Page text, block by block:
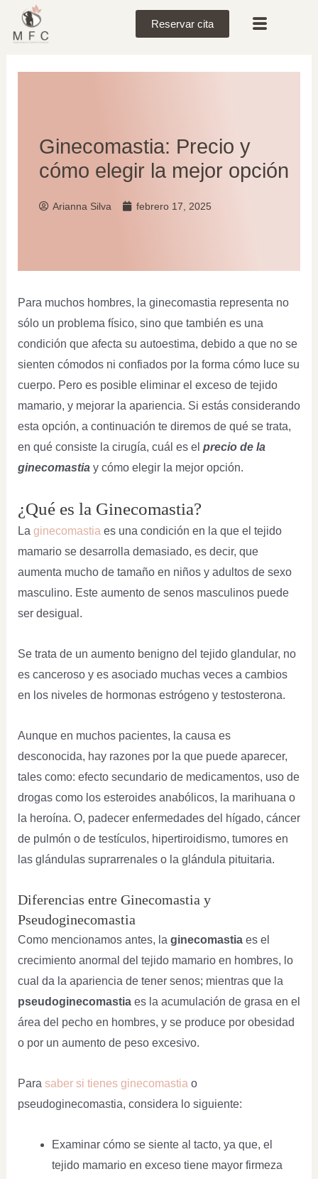
Reservar cita
Ginecomastia: Precio y
cómo elegir la mejor opción
Arianna Silva febrero 17, 2025
Para muchos hombres, la ginecomastia representa no
sólo un problema físico, sino que también es una
condición que afecta su autoestima, debido a que no se
sienten cómodos ni confiados por la forma cómo luce su
cuerpo. Pero es posible eliminar el exceso de tejido
mamario, y mejorar la apariencia. Si estás considerando
esta opción, a continuación te diremos de qué se trata,
en qué consiste la cirugía, cuál es el precio de la
ginecomastia y cómo elegir la mejor opción.
¿Qué es la Ginecomastia?
La ginecomastia es una condición en la que el tejido
mamario se desarrolla demasiado, es decir, que
aumenta mucho de tamaño en niños y adultos de sexo
masculino. Este aumento de senos masculinos puede
ser desigual.
Se trata de un aumento benigno del tejido glandular, no
es canceroso y es asociado muchas veces a cambios
en los niveles de hormonas estrógeno y testosterona.
Aunque en muchos pacientes, la causa es
desconocida, hay razones por la que puede aparecer,
tales como: efecto secundario de medicamentos, uso de
drogas como los esteroides anabólicos, la marihuana o
la heroína. O, padecer enfermedades del hígado, cáncer
de pulmón o de testículos, hipertiroidismo, tumores en
las glándulas suprarrenales o la glándula pituitaria.
Diferencias entre Ginecomastia y
Pseudoginecomastia
Como mencionamos antes, la ginecomastia es el
crecimiento anormal del tejido mamario en hombres, lo
cual da la apariencia de tener senos; mientras que la
pseudoginecomastiaes la acumulación de grasa en el
área del pecho en hombres, y se produce por obesidad
o por un aumento de peso excesivo.
Para saber si tienes ginecomastia o
pseudoginecomastia, considera lo siguiente:
Examinar cómo se siente al tacto, ya que, el
tejido mamario en exceso tiene mayor firmeza